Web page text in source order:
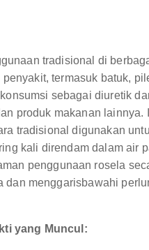
tradisional di
termasuk batuk,
sebagai diuretik
produk makanan
tradisional digunakan
kali direndam dalam air
penggunaan rosela
menggarisbawahi
yang Muncul: